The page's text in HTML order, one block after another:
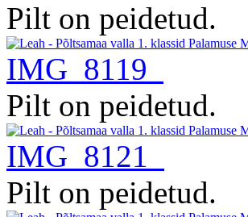
Pilt on peidetud.
IMG_8119
Pilt on peidetud.
IMG_8121
Pilt on peidetud.